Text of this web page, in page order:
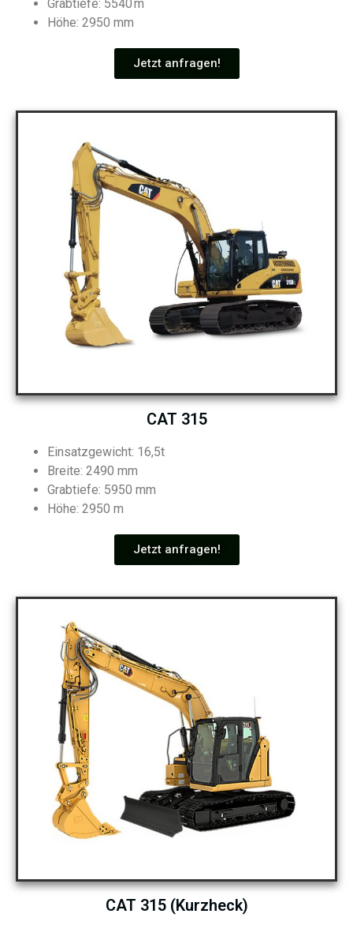
Grabtiefe: 5540 m
Höhe: 2950 mm
Jetzt anfragen!
CAT 315
Einsatzgewicht: 16,5t
Breite: 2490 mm
Grabtiefe: 5950 mm
Höhe: 2950 m
Jetzt anfragen!
CAT 315 (Kurzheck)